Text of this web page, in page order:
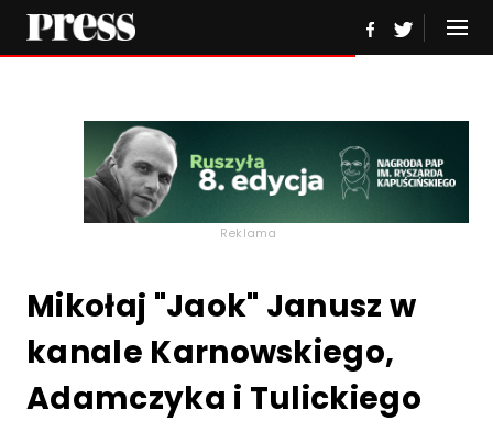
Reklama
Mikołaj "Jaok" Janusz w
kanale Karnowskiego,
Adamczyka i Tulickiego